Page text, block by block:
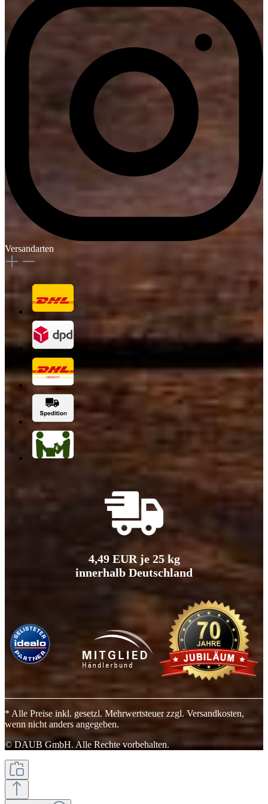
Versandarten
4,49 EUR je 25 kg
innerhalb Deutschland
* Alle Preise inkl. gesetzl. Mehrwertsteuer zzgl. Versandkosten,
wenn nicht anders angegeben.
© DAUB GmbH. Alle Rechte vorbehalten.